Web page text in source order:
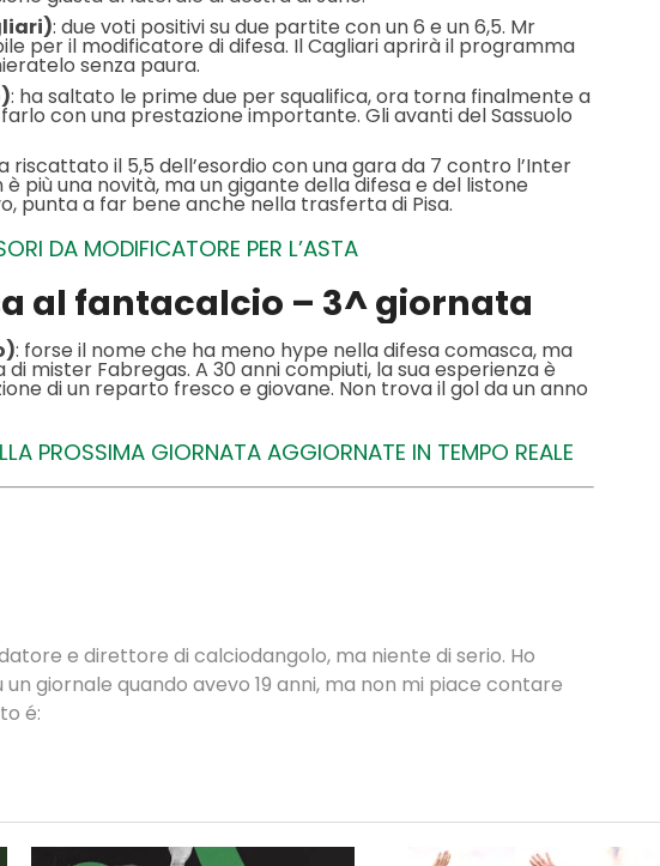
: due voti positivi su due partite con un 6 e un 6,5. Mr
per il modificatore di difesa. Il Cagliari aprirà il programma
senza paura.
: ha saltato le prime due per squalifica, ora torna finalmente a
con una prestazione importante. Gli avanti del Sassuolo
riscattato il 5,5 dell’esordio con una gara da 7 contro l’Inter
più una novità, ma un gigante della difesa e del listone
punta a far bene anche nella trasferta di Pisa.
DA MODIFICATORE PER L’ASTA
al fantacalcio – 3^ giornata
: forse il nome che ha meno hype nella difesa comasca, ma
mister Fabregas. A 30 anni compiuti, la sua esperienza è
di un reparto fresco e giovane. Non trova il gol da un anno
PROSSIMA GIORNATA AGGIORNATE IN TEMPO REALE
e direttore di calciodangolo, ma niente di serio. Ho
giornale quando avevo 19 anni, ma non mi piace contare
é: